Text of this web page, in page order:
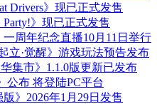
Drivers》现已正式发售
》现已正式发售
一周年纪念直播10月11日举行
立·觉醒》游戏玩法预告发布
集市》1.1.0版更新已发布
公布 将登陆PC平台
》2026年1月29日发售